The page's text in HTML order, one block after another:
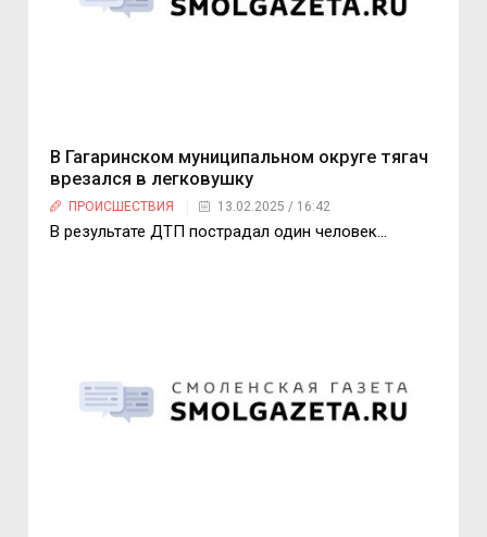
В Гагаринском муниципальном округе тягач
врезался в легковушку
ПРОИСШЕСТВИЯ 13.02.2025 / 16:42
В результате ДТП пострадал один человек…